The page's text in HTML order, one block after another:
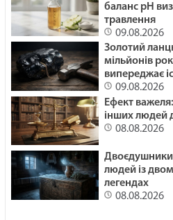
НЕСТЕРПНЕ
29.01.2025
ПЛАСТИКОВІ
29.01.2025
ПРИКРІ ЛЮДИ /
29.01.2025
баланс pH
травлення
09.08.2026
Золотий
мільйонів
випереджає
09.08.2026
Ефект
інших людей
08.08.2026
Двоєдушники
людей із
легендах
08.08.2026